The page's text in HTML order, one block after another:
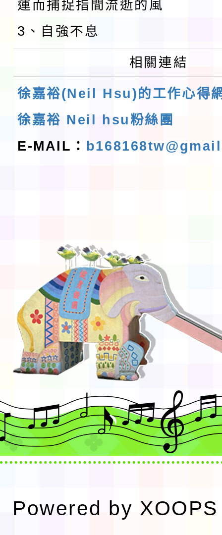
運而捕捉指間流逝的風
3、自強不息
相關連結
徐嘉裕(Neil Hsu)的工作心得
徐嘉裕 Neil hsu粉絲團
E-MAIL：
Powered by XOOPS